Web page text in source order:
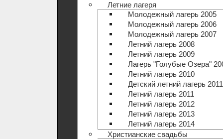
Летние лагеря
Молодежный лагерь 2005
Молодежный лагерь 2006
Молодежный лагерь 2007
Летний лагерь 2008
Летний лагерь 2009
Лагерь "Голубые Озера"
Летний лагерь 2010
Детский летний лагерь 2011
Летний лагерь 2011
Летний лагерь 2012
Летний лагерь 2013
Летний лагерь 2014
Христианские свадьбы